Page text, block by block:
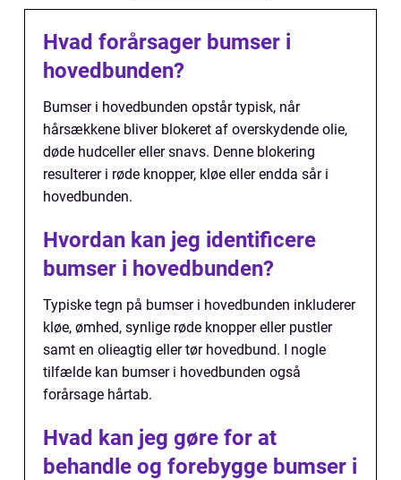
Hvad forårsager bumser i
hovedbunden?
Bumser i hovedbunden opstår typisk, når
hårsækkene bliver blokeret af overskydende olie,
døde hudceller eller snavs. Denne blokering
resulterer i røde knopper, kløe eller endda sår i
hovedbunden.
Hvordan kan jeg identificere
bumser i hovedbunden?
Typiske tegn på bumser i hovedbunden inkluderer
kløe, ømhed, synlige røde knopper eller pustler
samt en olieagtig eller tør hovedbund. I nogle
tilfælde kan bumser i hovedbunden også
forårsage hårtab.
Hvad kan jeg gøre for at
behandle og forebygge bumser i